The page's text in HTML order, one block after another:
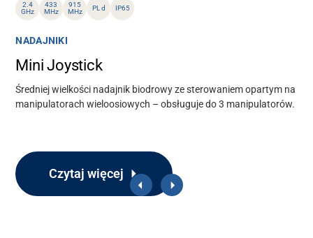
2.4
GHz
433
MHz
915
MHz
PL d IP65
NADAJNIKI
Mini Joystick
Średniej wielkości nadajnik biodrowy ze sterowaniem opartym na
manipulatorach wieloosiowych – obsługuje do 3 manipulatorów.
Czytaj więcej